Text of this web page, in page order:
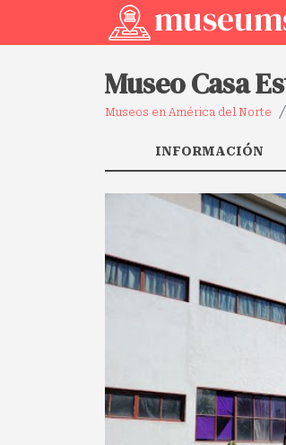
Museo Casa
Museos en América del Norte
INFORMACIÓN